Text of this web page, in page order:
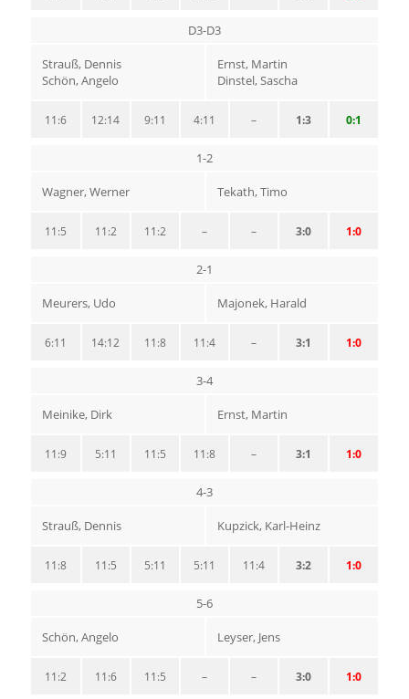
D3-D3
Strauß, Dennis
Schön, Angelo
Ernst, Martin
Dinstel, Sascha
0:1
1:3
–
4:11
9:11
12:14
11:6
1-2
Wagner, Werner Tekath, Timo
1:0
3:0
–
–
11:2
11:2
11:5
2-1
Meurers, Udo Majonek, Harald
1:0
3:1
–
11:4
11:8
14:12
6:11
3-4
Meinike, Dirk Ernst, Martin
1:0
3:1
–
11:8
11:5
5:11
11:9
4-3
Strauß, Dennis Kupzick, Karl-Heinz
1:0
3:2
11:4
5:11
5:11
11:5
11:8
5-6
Schön, Angelo Leyser, Jens
1:0
3:0
–
–
11:5
11:6
11:2